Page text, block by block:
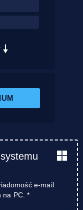
e-mail
na PC. *